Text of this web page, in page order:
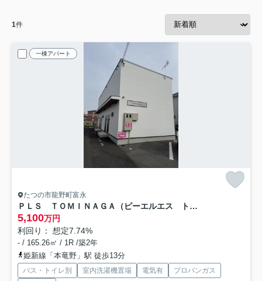
1件
一棟アパート
たつの市龍野町富永
ＰＬＳ ＴＯＭＩＮＡＧＡ（ピーエルエス トミナガ）
5,100万円
利回り： 想定7.74%
- / 165.26㎡ / 1R /築2年
姫新線「本竜野」駅 徒歩13分
バス・トイレ別 室内洗濯機置場 電気有
プロパンガス